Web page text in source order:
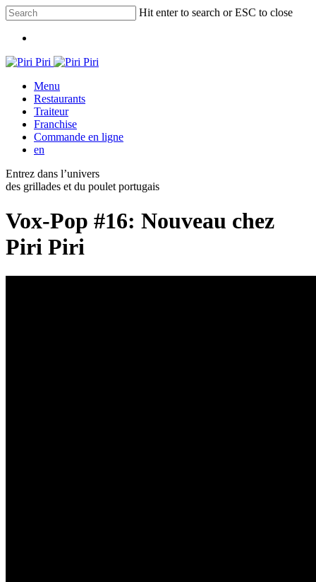
Skip
to
main
Hit enter to search or ESC to close
Search
Menu
Restaurants
Traiteur
Franchise
Commande en ligne
en
Entrez dans l’univers
des grillades et du poulet portugais
Vox-Pop #16: Nouveau chez
Piri Piri